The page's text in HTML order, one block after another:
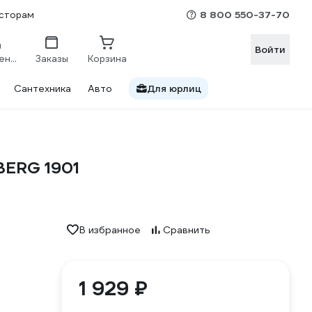
8 800 550-37-70
Сравнение Заказы Корзина
Войти
Сантехника Авто Для юрлиц
1901
В избранное Сравнить
1 929 ₽